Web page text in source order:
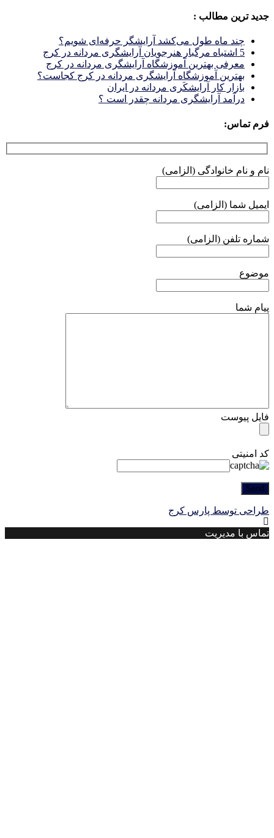
جدید ترین مطالب :
چند ماه طول می‌کشد آرایشگر حرفه‌ای شویم؟
5 اشتباه مرگبار هنرجویان آرایشگری مردانه در کرج
معرفی بهترین آموزشگاه آرایشگری مردانه در کرج
بهترین آموزشگاه آرایشگری مردانه در کرج کجاست؟
بازار كار آرايشكَرى مردانه در ايران
درآمد آرایشگری مردانه چقدر است ؟
فرم تماس:
نام و نام خانوادگی (الزامی)
ایمیل شما (الزامی)
شماره تلفن (الزامی)
موضوع
پیام شما
فایل پیوست
کد امنیتی
طراحی توسط پارس کرج
تماس با مدیریت